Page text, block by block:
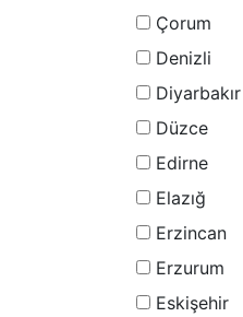
Çorum
Denizli
Diyarbakır
Düzce
Edirne
Elazığ
Erzincan
Erzurum
Eskişehir